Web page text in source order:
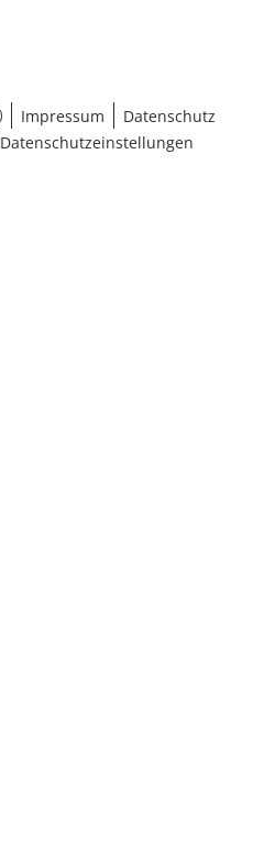
Impressum
Datenschutz
Datenschutzeinstellungen